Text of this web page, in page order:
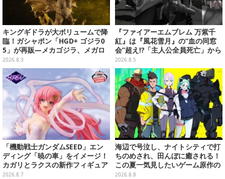
キングギドラが大ボリュームで降
臨！ガシャポン「HGD+ ゴジラ0
5」が再販―メカゴジラ、メガロ
なども揃った全4種
2026.8.3
『ファイアーエムブレム 万紫千
紅』は『風花雪月』の“血の同窓
会”超え!?「主人公全員死亡」から
始まる物語は、様々なシリーズ作
を想起させる
2026.8.5
「機動戦士ガンダムSEED」エン
ディング「暁の車」をイメージ！
カガリとラクスの新作フィギュア
がプライズに
2026.8.7
海辺で号泣し、ナイトシティで打
ちのめされ、田んぼに癒される！
この夏一気見したいゲーム原作の
名作アニメ10選を一挙紹介【特
2026.8.8